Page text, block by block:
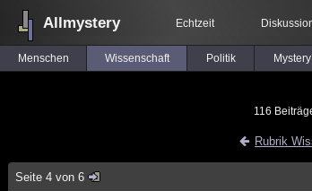
Allmystery Echtzeit
Menschen Wissenschaft Politik Mystery
116
Rubrik
Seite 4 von 6